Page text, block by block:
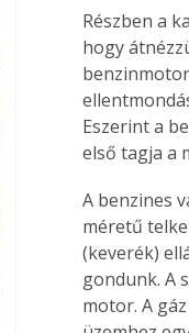
Részben a
hogy
Eszerint a
első tagja a
A benzines
méretű
(keverék)
gondunk. A
motor. A